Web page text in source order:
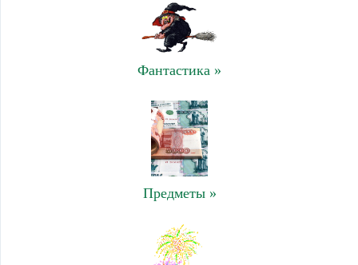
Фантастика »
Предметы »